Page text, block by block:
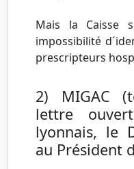
Mais la Caisse
impossibilité
prescripteurs
2) MIGAC
lettre
lyonnais, le
au Président